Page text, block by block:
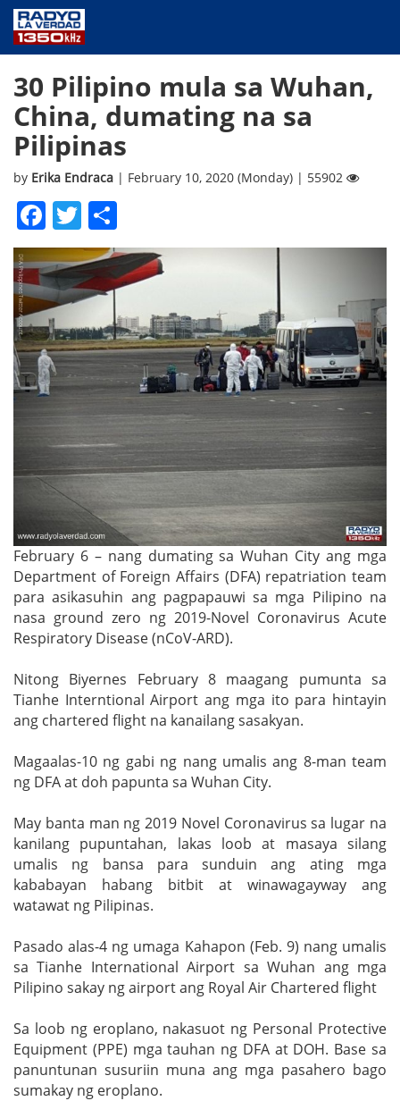
PUBLIC SERVICE
ANNOUNCEMENTS
PROGRAMS
ABOUT
30 Pilipino mula sa Wuhan,
China, dumating na sa
Pilipinas
by Erika Endraca | February 10, 2020 (Monday) | 55902
Facebook
Twitter
February 6 – nang dumating sa Wuhan City ang mga
Department of Foreign Affairs (DFA) repatriation team
para asikasuhin ang pagpapauwi sa mga Pilipino na
nasa ground zero ng 2019-Novel Coronavirus Acute
Respiratory Disease (nCoV-ARD).
Nitong Biyernes February 8 maagang pumunta sa
Tianhe Interntional Airport ang mga ito para hintayin
ang chartered flight na kanailang sasakyan.
Magaalas-10 ng gabi ng nang umalis ang 8-man team
ng DFA at doh papunta sa Wuhan City.
May banta man ng 2019 Novel Coronavirus sa lugar na
kanilang pupuntahan, lakas loob at masaya silang
umalis ng bansa para sunduin ang ating mga
kababayan habang bitbit at winawagayway ang
watawat ng Pilipinas.
Pasado alas-4 ng umaga Kahapon (Feb. 9) nang umalis
sa Tianhe International Airport sa Wuhan ang mga
Pilipino sakay ng airport ang Royal Air Chartered flight
Sa loob ng eroplano, nakasuot ng Personal Protective
Equipment (PPE) mga tauhan ng DFA at DOH. Base sa
panuntunan susuriin muna ang mga pasahero bago
sumakay ng eroplano.